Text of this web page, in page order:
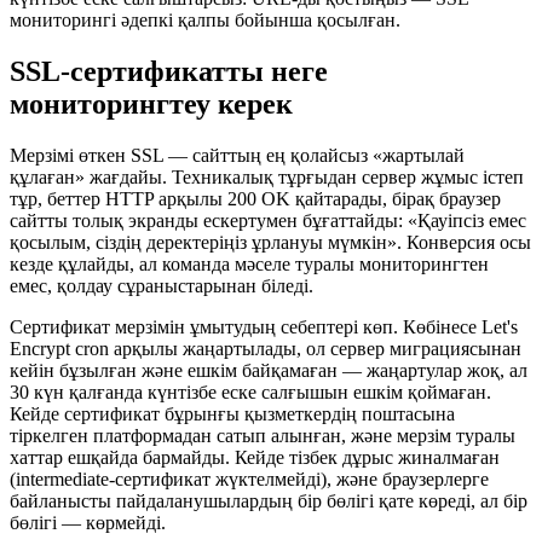
мониторингі әдепкі қалпы бойынша қосылған.
SSL-сертификатты неге
мониторингтеу керек
Мерзімі өткен SSL — сайттың ең қолайсыз «жартылай
құлаған» жағдайы. Техникалық тұрғыдан сервер жұмыс істеп
тұр, беттер HTTP арқылы 200 OK қайтарады, бірақ браузер
сайтты толық экранды ескертумен бұғаттайды: «Қауіпсіз емес
қосылым, сіздің деректеріңіз ұрлануы мүмкін». Конверсия осы
кезде құлайды, ал команда мәселе туралы мониторингтен
емес, қолдау сұраныстарынан біледі.
Сертификат мерзімін ұмытудың себептері көп. Көбінесе Let's
Encrypt cron арқылы жаңартылады, ол сервер миграциясынан
кейін бұзылған және ешкім байқамаған — жаңартулар жоқ, ал
30 күн қалғанда күнтізбе еске салғышын ешкім қоймаған.
Кейде сертификат бұрынғы қызметкердің поштасына
тіркелген платформадан сатып алынған, және мерзім туралы
хаттар ешқайда бармайды. Кейде тізбек дұрыс жиналмаған
(intermediate-сертификат жүктелмейді), және браузерлерге
байланысты пайдаланушылардың бір бөлігі қате көреді, ал бір
бөлігі — көрмейді.